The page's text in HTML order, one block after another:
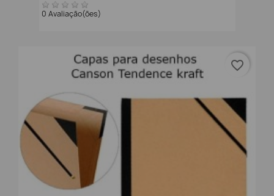
0 Avaliação(ões)
favorite_border